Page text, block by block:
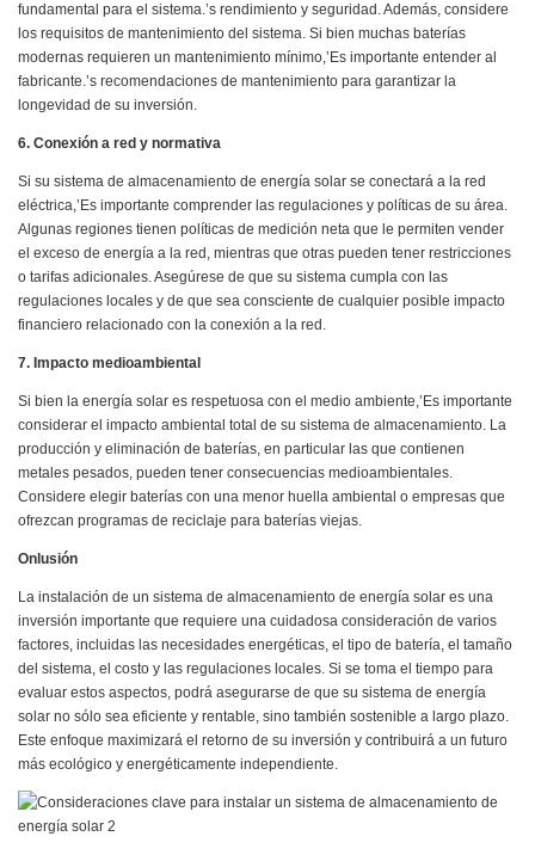
fundamental para el sistema.’s rendimiento y seguridad. Además, considere
los requisitos de mantenimiento del sistema. Si bien muchas baterías
modernas requieren un mantenimiento mínimo,’Es importante entender al
fabricante.’s recomendaciones de mantenimiento para garantizar la
longevidad de su inversión.
6. Conexión a red y normativa
Si su sistema de almacenamiento de energía solar se conectará a la red
eléctrica,’Es importante comprender las regulaciones y políticas de su área.
Algunas regiones tienen políticas de medición neta que le permiten vender
el exceso de energía a la red, mientras que otras pueden tener restricciones
o tarifas adicionales. Asegúrese de que su sistema cumpla con las
regulaciones locales y de que sea consciente de cualquier posible impacto
financiero relacionado con la conexión a la red.
7. Impacto medioambiental
Si bien la energía solar es respetuosa con el medio ambiente,’Es importante
considerar el impacto ambiental total de su sistema de almacenamiento. La
producción y eliminación de baterías, en particular las que contienen
metales pesados, pueden tener consecuencias medioambientales.
Considere elegir baterías con una menor huella ambiental o empresas que
ofrezcan programas de reciclaje para baterías viejas.
Onlusión
La instalación de un sistema de almacenamiento de energía solar es una
inversión importante que requiere una cuidadosa consideración de varios
factores, incluidas las necesidades energéticas, el tipo de batería, el tamaño
del sistema, el costo y las regulaciones locales. Si se toma el tiempo para
evaluar estos aspectos, podrá asegurarse de que su sistema de energía
solar no sólo sea eficiente y rentable, sino también sostenible a largo plazo.
Este enfoque maximizará el retorno de su inversión y contribuirá a un futuro
más ecológico y energéticamente independiente.